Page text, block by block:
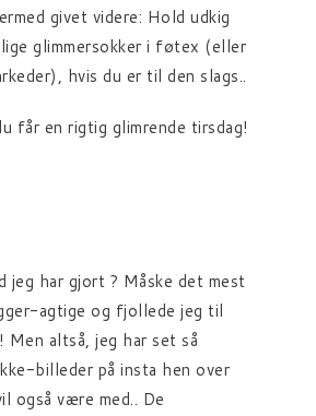
givet videre: Hold udkig
glimmersokker i føtex (eller
hvis du er til den slags..
får en rigtig glimrende tirsdag!
jeg har gjort ? Måske det mest
agtige og fjollede jeg til
altså, jeg har set så
billeder på insta hen over
også være med.. De